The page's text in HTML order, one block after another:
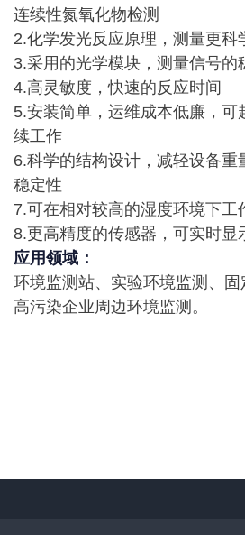
连续性氮氧化物检测
2.化学发光反应原理，测量更科
3.采用的光学模块，测量信号的
4.高灵敏度，快速的反应时间
5.安装简单，运维成本低廉，可
续工作
6.科学的结构设计，减轻设备重
稳定性
7.可在相对较高的湿度环境下工
8.更高精度的传感器，可实时显
应用领域：
环境监测站、实验环境监测、固
高污染企业周边环境监测。